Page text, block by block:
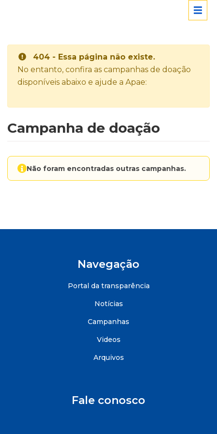
404 - Essa página não existe.
No entanto, confira as campanhas de doação
disponíveis abaixo e ajude a Apae:
Campanha de doação
Não foram encontradas outras campanhas.
Navegação
Portal da transparência
Notícias
Campanhas
Videos
Arquivos
Fale conosco